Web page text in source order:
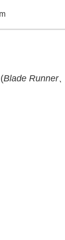
Blade Runner、